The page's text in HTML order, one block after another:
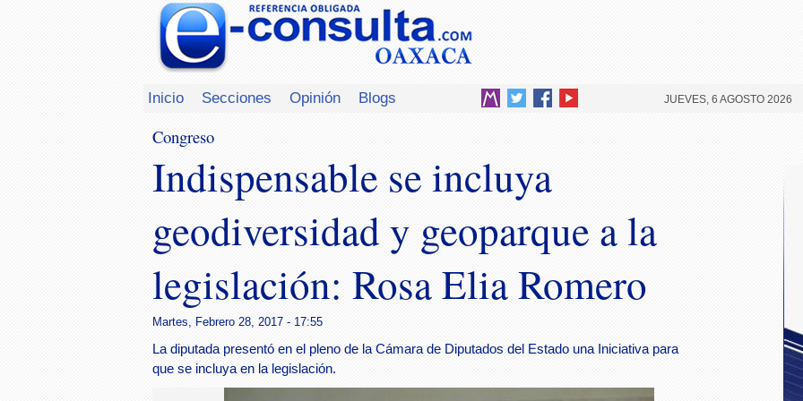
Inicio Secciones Opinión Blogs JUEVES, 6 AGOSTO 2026
Congreso
Indispensable se incluya
geodiversidad y geoparque a la
legislación: Rosa Elia Romero
Martes, Febrero 28, 2017 - 17:55
La diputada presentó en el pleno de la Cámara de Diputados del Estado una Iniciativa para
que se incluya en la legislación.